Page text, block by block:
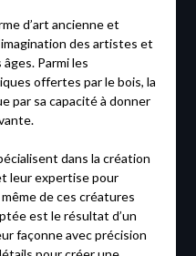
d’art ancienne et
des artistes et
Parmi les
offertes par le bois, la
par sa capacité à donner
dans la création
leur expertise pour
de ces créatures
est le résultat d’un
façonne avec précision